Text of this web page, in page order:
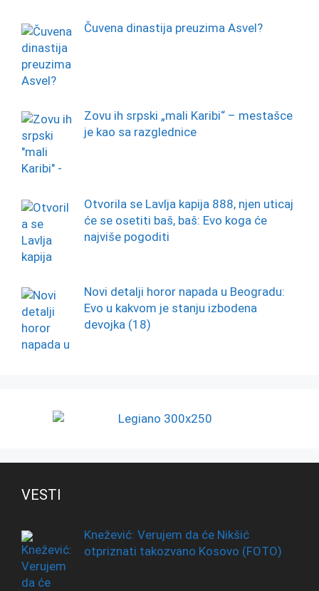
Čuvena dinastija preuzima Asvel?
Zovu ih srpski „mali Karibi“ – mestašce
je kao sa razglednice
Otvorila se Lavlja kapija 888, njen uticaj
će se osetiti baš, baš: Evo koga će
najviše pogoditi
Novi detalji horor napada u Beogradu:
Evo u kakvom je stanju izbodena
devojka (18)
VESTI
Knežević: Verujem da će Nikšić
otpriznati takozvano Kosovo (FOTO)